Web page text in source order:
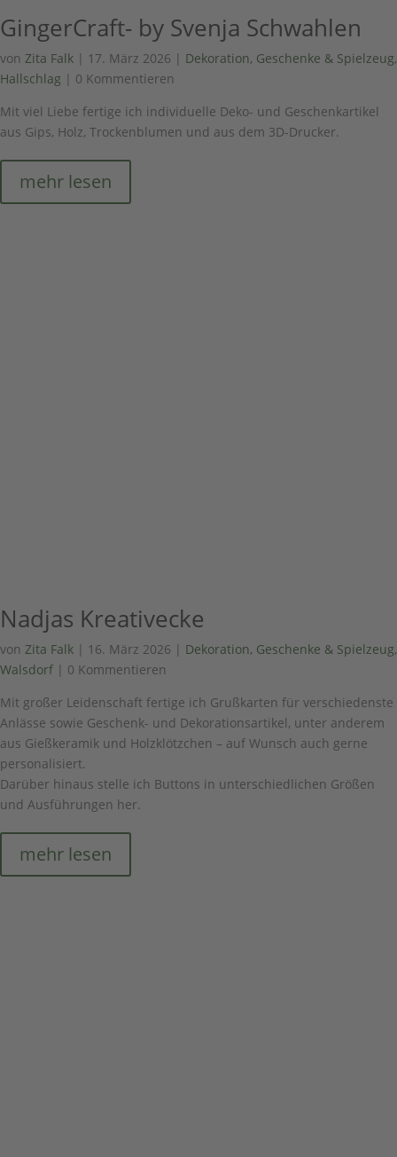
GingerCraft- by Svenja Schwahlen
von Zita Falk | 17. März 2026 | Dekoration, Geschenke & Spielzeug,
Hallschlag | 0 Kommentieren
Mit viel Liebe fertige ich individuelle Deko- und Geschenkartikel
aus Gips, Holz, Trockenblumen und aus dem 3D-Drucker.
mehr lesen
Nadjas Kreativecke
von Zita Falk | 16. März 2026 | Dekoration, Geschenke & Spielzeug,
Walsdorf | 0 Kommentieren
Mit großer Leidenschaft fertige ich Grußkarten für verschiedenste
Anlässe sowie Geschenk- und Dekorationsartikel, unter anderem
aus Gießkeramik und Holzklötzchen – auf Wunsch auch gerne
personalisiert.
Darüber hinaus stelle ich Buttons in unterschiedlichen Größen
und Ausführungen her.
mehr lesen